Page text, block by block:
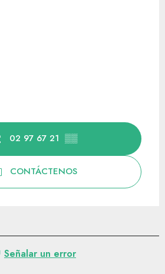
02 97 67 21 ▒▒
CONTÁCTENOS
Señalar un error